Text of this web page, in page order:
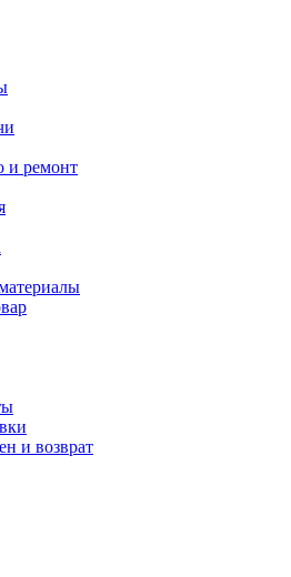
и ремонт
и возврат